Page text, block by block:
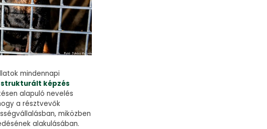
mindennapi
strukturált képzés
alapuló nevelés
a résztvevők
miközben
alakulásában.